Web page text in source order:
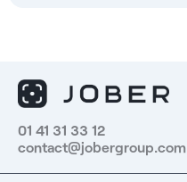
01 41 31 33 12
contact@jobergroup.com